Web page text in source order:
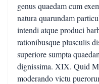
genus quaedam cum
natura quarundam
intendi atque produci
rationibusque plusculis
superiore sumpta
dignissima. XIX. Quid
moderando victu